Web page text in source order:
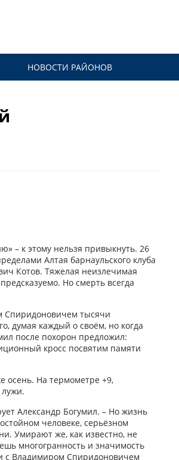
НОВОСТИ РАЙОНОВ
– к этому нельзя привыкнуть. 26
Алтая барнаульского клуба
Котов. Тяжелая неизлечимая
Но смерть всегда
Спиридоновичем тысячи
думая каждый о своём, но когда
после похорон предложил:
кросс посвятим памяти
осень. На термометре +9,
Александр Богумил. – Но жизнь
человеке, серьёзном
Умирают же, как известно, не
многогранность и значимость
с Владимиром Спиридоновичем